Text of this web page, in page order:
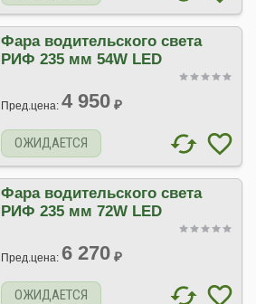
Фара водительского света
РИФ 235 мм 54W LED
Пред.цена: 4 950 ₽
ОЖИДАЕТСЯ
Фара водительского света
РИФ 235 мм 72W LED
Пред.цена: 6 270 ₽
ОЖИДАЕТСЯ